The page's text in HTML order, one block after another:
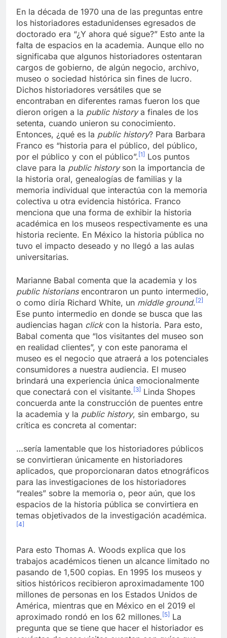
En la década de 1970 una de las preguntas entre
los historiadores estadunidenses egresados de
doctorado era “¿Y ahora qué sigue?” Esto ante la
falta de espacios en la academia. Aunque ello no
significaba que algunos historiadores ostentaran
cargos de gobierno, de algún negocio, archivo,
museo o sociedad histórica sin fines de lucro.
Dichos historiadores versátiles que se
encontraban en diferentes ramas fueron los que
dieron origen a la public historya finales de los
setenta, cuando unieron su conocimiento.
Entonces, ¿qué es la public history? Para Barbara
Franco es “historia para el público, del público,
por el público y con el público”. [1] Los puntos
clave para la public historyson la importancia de
la historia oral, genealogías de familias y la
memoria individual que interactúa con la memoria
colectiva u otra evidencia histórica. Franco
menciona que una forma de exhibir la historia
académica en los museos respectivamente es una
historia reciente. En México la historia pública no
tuvo el impacto deseado y no llegó a las aulas
universitarias.
Marianne Babal comenta que la academia y los
public historiansencontraron un punto intermedio,
o como diría Richard White, un middle ground. [2]
Ese punto intermedio en donde se busca que las
audiencias hagan clickcon la historia. Para esto,
Babal comenta que “los visitantes del museo son
en realidad clientes”, y con este panorama el
museo es el negocio que atraerá a los potenciales
consumidores a nuestra audiencia. El museo
brindará una experiencia única emocionalmente
que conectará con el visitante. [3] Linda Shopes
concuerda ante la construcción de puentes entre
la academia y la public history, sin embargo, su
crítica es concreta al comentar:
…sería lamentable que los historiadores públicos
se convirtieran únicamente en historiadores
aplicados, que proporcionaran datos etnográficos
para las investigaciones de los historiadores
“reales” sobre la memoria o, peor aún, que los
espacios de la historia pública se convirtiera en
temas objetivados de la investigación académica.
[4]
Para esto Thomas A. Woods explica que los
trabajos académicos tienen un alcance limitado no
pasando de 1,500 copias. En 1995 los museos y
sitios históricos recibieron aproximadamente 100
millones de personas en los Estados Unidos de
América, mientras que en México en el 2019 el
aproximado rondó en los 62 millones. [5] La
pregunta que se tiene que hacer el historiador es